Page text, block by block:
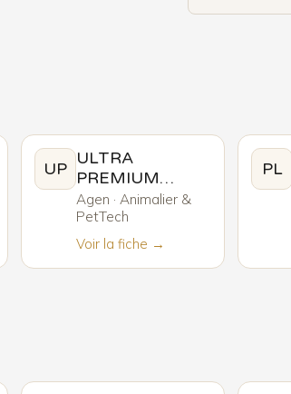
UP
ULTRA
PREMIUM
DIRECT
Agen · Animalier &
PetTech
Voir la fiche →
PL